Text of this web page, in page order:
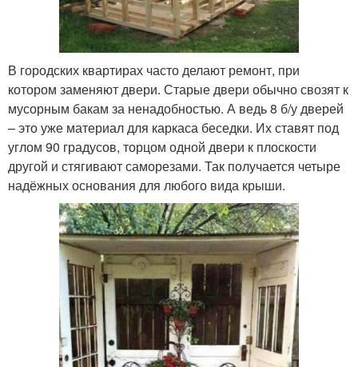
В городских квартирах часто делают ремонт, при
котором заменяют двери. Старые двери обычно свозят к
мусорным бакам за ненадобностью. А ведь 8 б/у дверей
– это уже материал для каркаса беседки. Их ставят под
углом 90 градусов, торцом одной двери к плоскости
другой и стягивают саморезами. Так получается четыре
надёжных основания для любого вида крыши.